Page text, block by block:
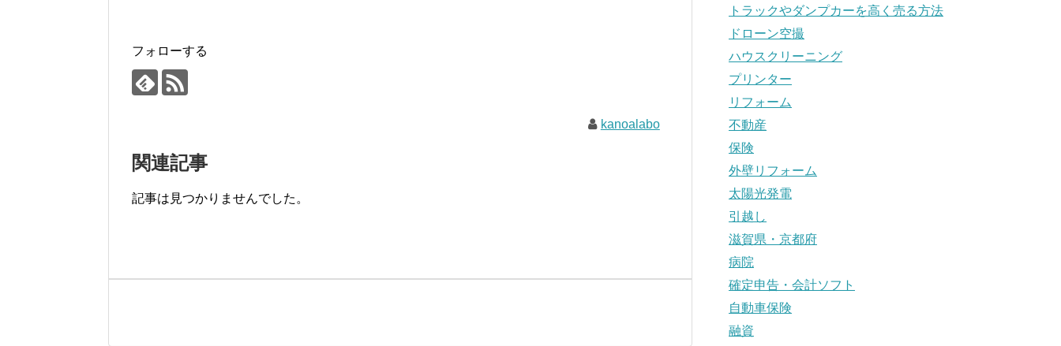
フォローする
kanoalabo
関連記事
記事は見つかりませんでした。
トラックやダンプカーを高く売る方法
ドローン空撮
ハウスクリーニング
プリンター
リフォーム
不動産
保険
外壁リフォーム
太陽光発電
引越し
滋賀県・京都府
病院
確定申告・会計ソフト
自動車保険
融資